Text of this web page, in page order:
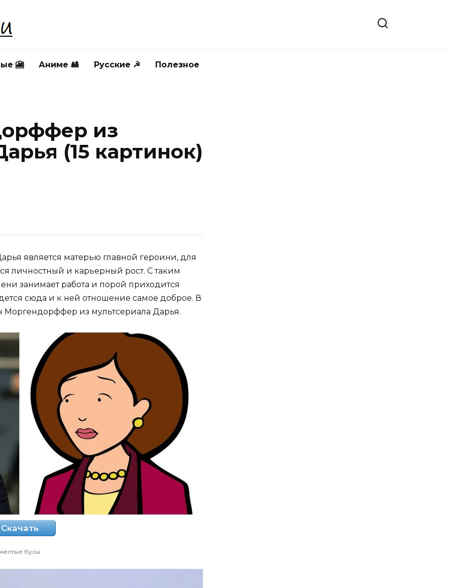
🎦 Аниме 🎎 Русские ☭ Полезное
из
(15 картинок)
является матерью главной героини, для
личностный и карьерный рост. С таким
занимает работа и порой приходится
сюда и к ней отношение самое доброе. В
Моргендорффер из мультсериала Дарья.
Скачать
бусы